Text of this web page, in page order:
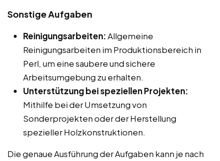
Sonstige Aufgaben
Reinigungsarbeiten:Allgemeine
Reinigungsarbeiten im Produktionsbereich in
Perl, um eine saubere und sichere
Arbeitsumgebung zu erhalten.
Unterstützung bei speziellen Projekten:
Mithilfe bei der Umsetzung von
Sonderprojekten oder der Herstellung
spezieller Holzkonstruktionen.
Die genaue Ausführung der Aufgaben kann je nach